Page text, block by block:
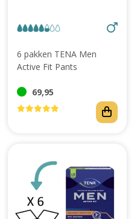
6 pakken TENA Men
Active Fit Pants
69,95